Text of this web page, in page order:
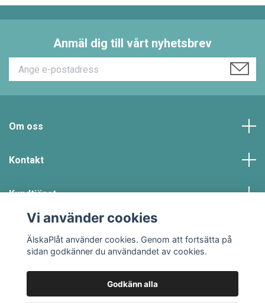
Anmäl dig till vårt nyhetsbrev
Om oss
Kontakt
Kundtjänst
Vi använder cookies
ÄlskaPlåt använder cookies. Genom att fortsätta på
sidan godkänner du användandet av cookies.
Godkänn alla